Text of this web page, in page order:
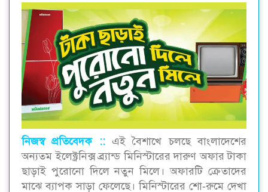
নিজস্ব প্রতিবেদক ::এই বৈশাখে চলছে বাংলাদেশের
অন্যতম ইলেক্ট্রনিক্স ব্র্যান্ড মিনিস্টারের দারুণ অফার টাকা
ছাড়াই পুরোনো দিলে নতুন মিলে। অফারটি ক্রেতাদের
মাঝে ব্যাপক সাড়া ফেলেছে। মিনিস্টারের শো-রুমে দেখা